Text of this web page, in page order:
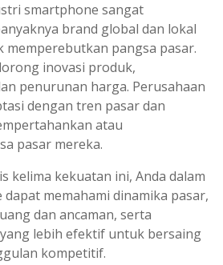
smartphone sangat
brand global dan lokal
pangsa pasar.
inovasi produk,
penurunan harga. Perusahaan
dengan tren pasar dan
atau
pasar mereka.
kelima kekuatan ini, Anda dalam
memahami dinamika pasar,
dan ancaman, serta
lebih efektif untuk bersaing
kompetitif.